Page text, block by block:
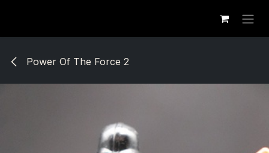
Power Of The Force 2